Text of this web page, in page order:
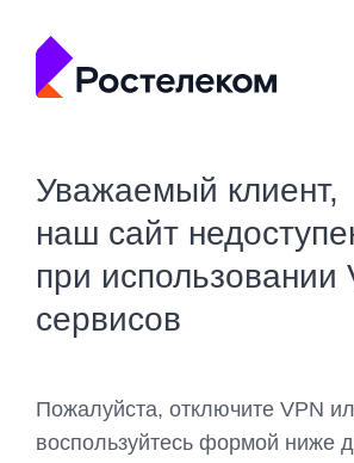
Уважаемый клиент,
наш сайт
при использовании
сервисов
Пожалуйста, отключите VPN
воспользуйтесь формой ниже